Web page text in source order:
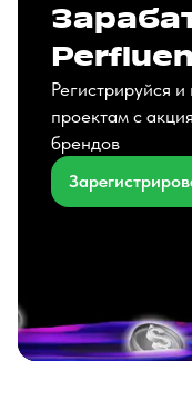
Регистрируйся
проектам с
брендов